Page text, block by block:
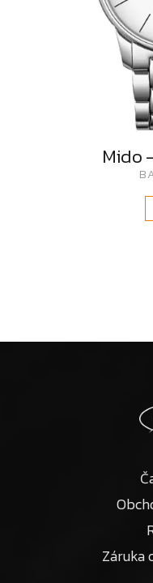
Mido
Záruka